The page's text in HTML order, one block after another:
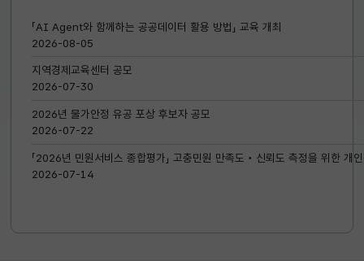
공지
「AI Agent와 함께하는 공공데이터 활용 방법」 교육 개최
2026-08-05
지역경제교육센터 공모
2026-07-30
2026년 물가안정 유공 포상 후보자 공모
2026-07-22
「2026년 민원서비스 종합평가」 고충민원 만족도‧신뢰도 측정을 위한 개
2026-07-14